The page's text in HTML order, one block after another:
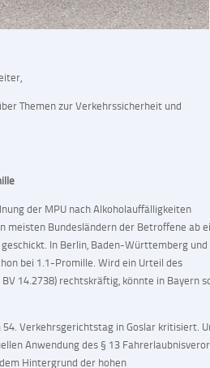
Themen zur Verkehrssicherheit und
der MPU nach Alkoholauffälligkeiten
meisten Bundesländern der Betroffene ab
In Berlin, Baden-Württemberg und
bei 1.1-Promille. Wird ein Urteil des
14.2738) rechtskräftig, könnte in Bayern
Verkehrsgerichtstag in Goslar kritisiert.
Anwendung des § 13
Hintergrund der hohen